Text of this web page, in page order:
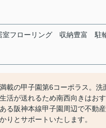
室フローリング 収納豊富 駐
載の甲子園第6コーポラス。
活が送れるため南西向きはお
る阪神本線甲子園周辺で不動
りとサポートいたします。